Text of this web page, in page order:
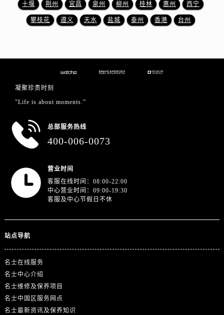
江苏省南京市秦淮区中山南路1号南京中心22层22-C1-C3室名士售后服务中心（需提前预约）
十堰 荆州 宜昌 泉州 柳州 桂林 惠州 西宁
攀枝花 遵义 天水 盐城 泰州 香港 台州
凝聚珍贵时刻
"Life is about moments.”
总部服务热线
400-006-0073
营业时间
客服在线时间：08:00-22:00
中心营业时间：09:00-19:30
客服及中心节假日不休
站点导航
名士在线服务
名士中心介绍
名士维修及保养项目
名士中国区服务网点
名士最新资讯及保养知识